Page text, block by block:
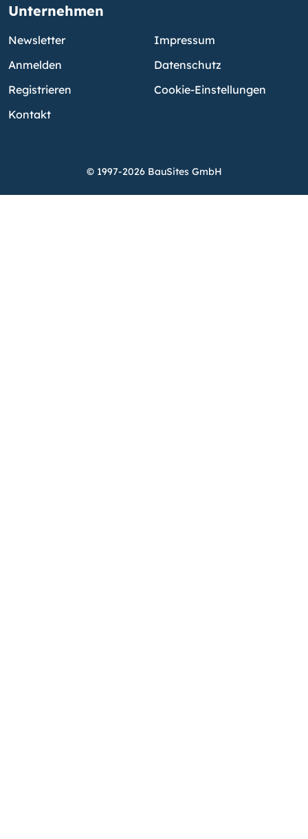
Unternehmen
Newsletter
Anmelden
Registrieren
Kontakt
Impressum
Datenschutz
Cookie-Einstellungen
© 1997-2026 BauSites GmbH